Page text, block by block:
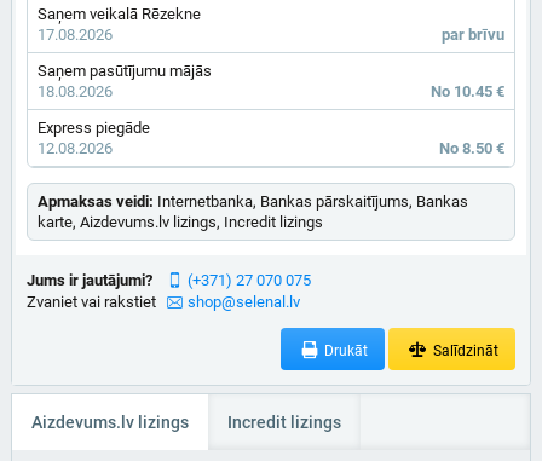
Saņem veikalā Rēzekne
17.08.2026
par brīvu
Saņem pasūtījumu mājās
18.08.2026
No 10.45 €
Express piegāde
12.08.2026
No 8.50 €
Apmaksas veidi: Internetbanka, Bankas pārskaitījums, Bankas
karte, Aizdevums.lv lizings, Incredit lizings
Jums ir jautājumi?
Zvaniet vai rakstiet
(+371) 27 070 075
shop@selenal.lv
Drukāt Salīdzināt
Aizdevums.lv lizings Incredit lizings